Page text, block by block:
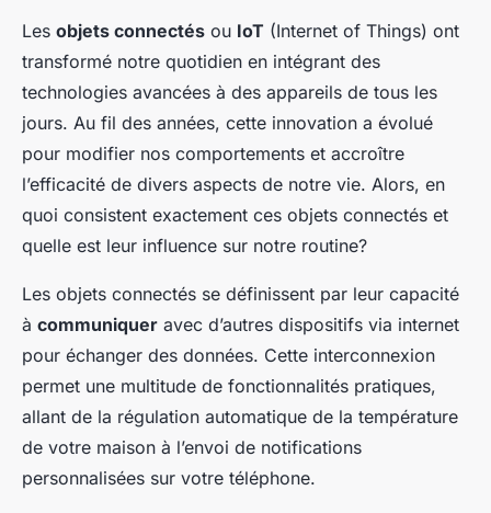
Les objets connectés ou IoT (Internet of Things) ont
transformé notre quotidien en intégrant des
technologies avancées à des appareils de tous les
jours. Au fil des années, cette innovation a évolué
pour modifier nos comportements et accroître
l’efficacité de divers aspects de notre vie. Alors, en
quoi consistent exactement ces objets connectés et
quelle est leur influence sur notre routine?
Les objets connectés se définissent par leur capacité
à communiquer avec d’autres dispositifs via internet
pour échanger des données. Cette interconnexion
permet une multitude de fonctionnalités pratiques,
allant de la régulation automatique de la température
de votre maison à l’envoi de notifications
personnalisées sur votre téléphone.